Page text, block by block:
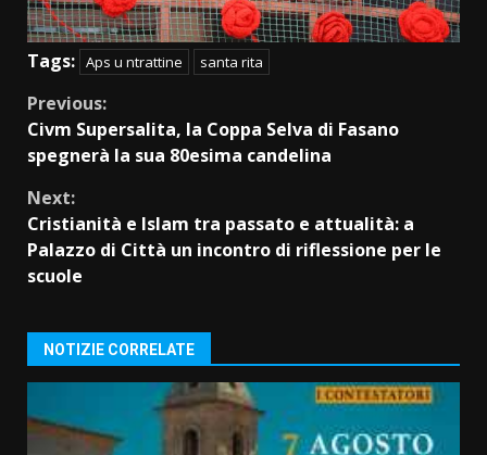
Tags: Aps u ntrattine santa rita
Continue
Reading
Previous:
Civm Supersalita, la Coppa Selva di Fasano
spegnerà la sua 80esima candelina
Next:
Cristianità e Islam tra passato e attualità: a
Palazzo di Città un incontro di riflessione per le
scuole
NOTIZIE CORRELATE